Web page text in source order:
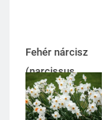
Fehér nárcisz
(narcissus
poeticus)